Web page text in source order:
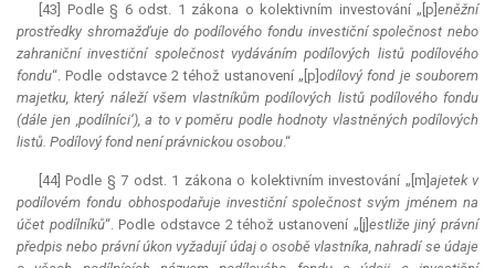
[43] Podle § 6 odst. 1 zákona o kolektivním investování „[p] eněžní
prostředky shromažďuje do podílového fondu investiční společnost nebo
zahraniční investiční společnost vydáváním podílových listů podílového
fondu“. Podle odstavce 2 téhož ustanovení „[p] odílový fond je souborem
majetku, který náleží všem vlastníkům podílových listů podílového fondu
(dále jen ,podílníci‘), a to v poměru podle hodnoty vlastněných podílových
listů. Podílový fond není právnickou osobou.“
[44] Podle § 7 odst. 1 zákona o kolektivním investování „[m] ajetek v
podílovém fondu obhospodařuje investiční společnost svým jménem na
účet podílníků“. Podle odstavce 2 téhož ustanovení „[j] estliže jiný právní
předpis nebo právní úkon vyžadují údaj o osobě vlastníka, nahradí se údaje